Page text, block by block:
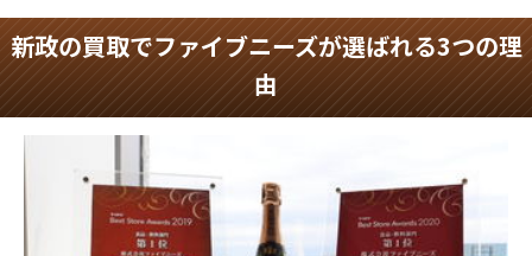
新政の買取でファイブニーズが選ばれる3つの理
由